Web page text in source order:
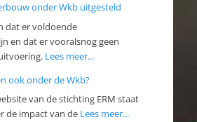
onder Wkb uitgesteld
dat er voldoende
en dat er vooralsnog geen
Lees meer...
ook onder de Wkb?
van de stichting ERM staat
de impact van de Lees meer...